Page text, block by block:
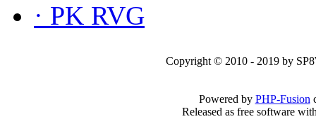
· PK RVG
Copyright © 2010 - 2019 by
Powered by PHP-Fusion
Released as free software